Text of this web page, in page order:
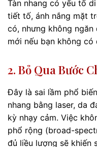
Tàn nhang có yếu tố
tiết tố, ánh nắng mặt
có, nhưng không
mới nếu bạn không
2. Bỏ Qua Bước
Đây là sai lầm phổ
nhang bằng laser, da
kỳ nhạy cảm. Việc
phổ rộng (broad-
đủ liều lượng sẽ khiến